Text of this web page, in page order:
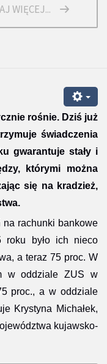
WIĘCEJ...
rośnie. Dziś już
świadczenia
gwarantuje stały i
którymi można
się na kradzież,
na rachunki bankowe
roku było ich nieco
a teraz 75 proc. W
w oddziale ZUS w
proc., a w oddziale
Krystyna Michałek,
kujawsko-